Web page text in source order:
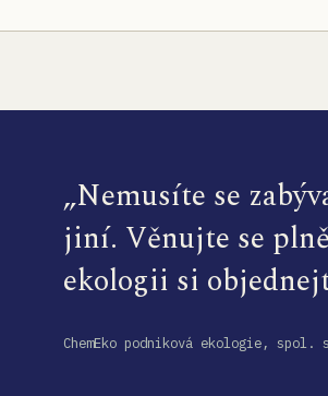
„Nemusíte se
jiní. Věnujte se
ekologii si
ChemEko podniková ekologie,